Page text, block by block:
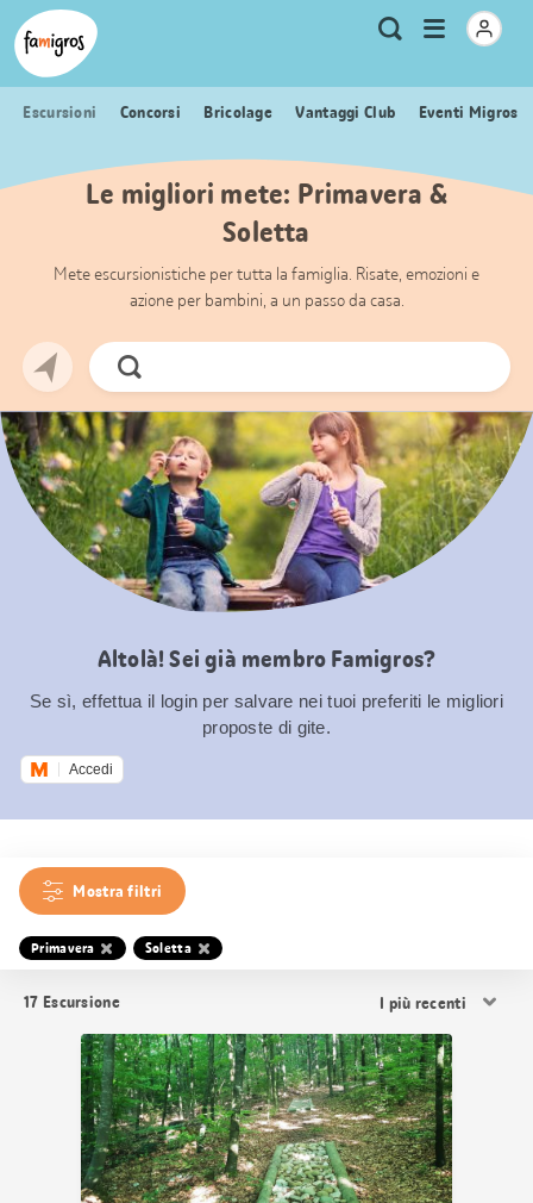
Navigazione
segnalibri
Header
Logo Metanavigazione
Ricerca
Apri
menu
Escursioni Concorsi Bricolage Vantaggi Club Eventi Migros
Le migliori mete: Primavera &
Soletta
Mete escursionistiche per tutta la famiglia. Risate, emozioni e
azione per bambini, a un passo da casa.
Cerca
ora
Altolà! Sei già membro Famigros?
Se sì, effettua il login per salvare nei tuoi preferiti le migliori
proposte di gite.
Accedi
Mostra filtri
Primavera Soletta
17 Escursione
i
risultati